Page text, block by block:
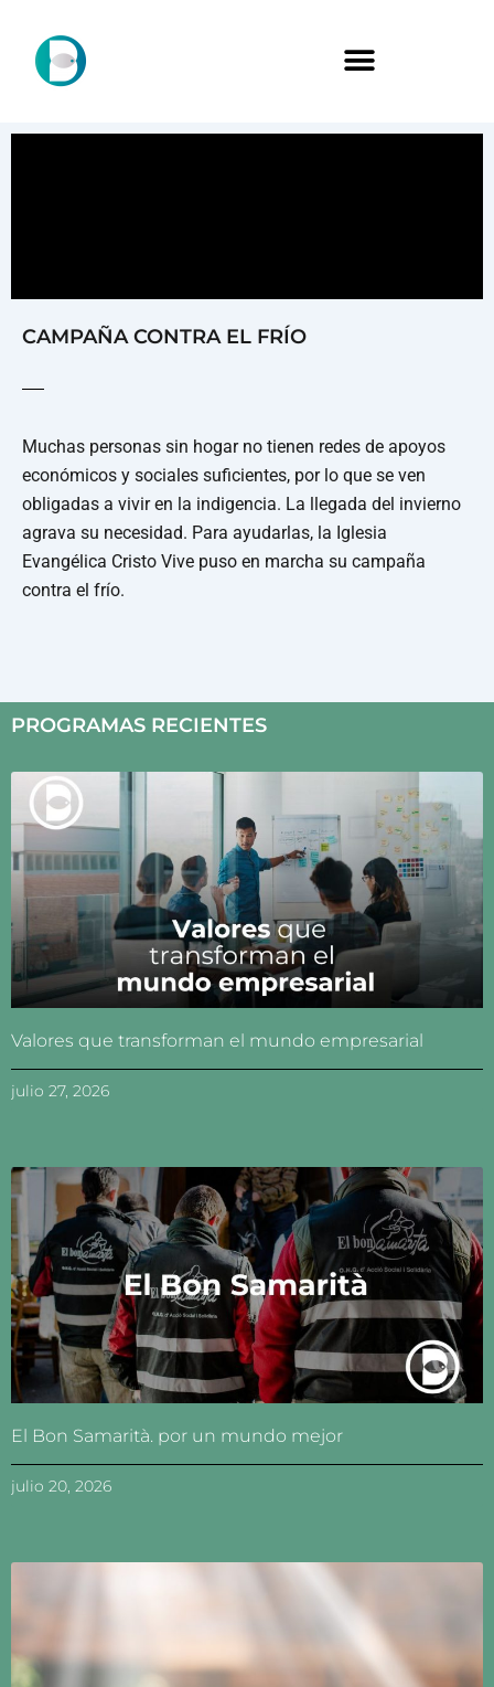
CAMPAÑA CONTRA EL FRÍO
Muchas personas sin hogar no tienen redes de apoyos
económicos y sociales suficientes, por lo que se ven
obligadas a vivir en la indigencia. La llegada del invierno
agrava su necesidad. Para ayudarlas, la Iglesia
Evangélica Cristo Vive puso en marcha su campaña
contra el frío.
PROGRAMAS RECIENTES
Valores que transforman el mundo empresarial
julio 27, 2026
El Bon Samarità. por un mundo mejor
julio 20, 2026